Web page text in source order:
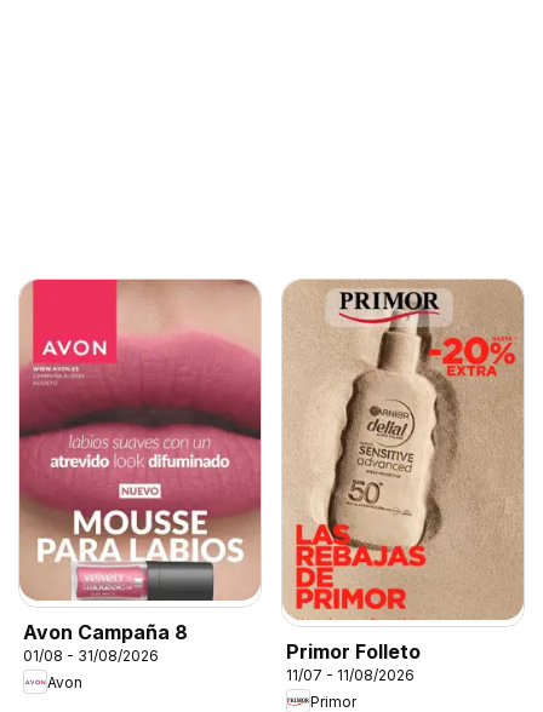
Avon Campaña 8
01/08 - 31/08/2026
Avon
Primor Folleto
11/07 - 11/08/2026
Primor